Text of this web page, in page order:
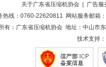
关于广东省压缩机协会|
广告服
热线：0760-22620811 网站服务邮
有：广东省压缩机协会 地址：中山市
技术支持：